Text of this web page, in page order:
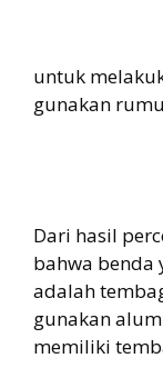
untuk
gunakan
Dari hasil
bahwa benda
adalah
gunakan
memiliki